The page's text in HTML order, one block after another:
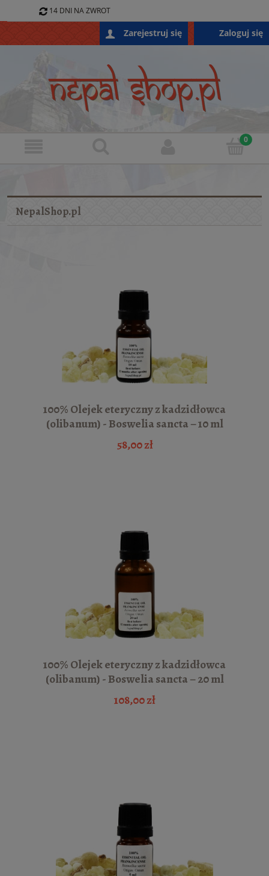
Zarejestruj się Zaloguj się
14 DNI NA ZWROT
NepalShop.pl
100% Olejek eteryczny z kadzidłowca
(olibanum) - Boswelia sancta – 10 ml
58,00 zł
100% Olejek eteryczny z kadzidłowca
(olibanum) - Boswelia sancta – 20 ml
108,00 zł